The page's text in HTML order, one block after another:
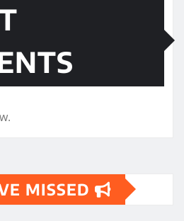
MISSED